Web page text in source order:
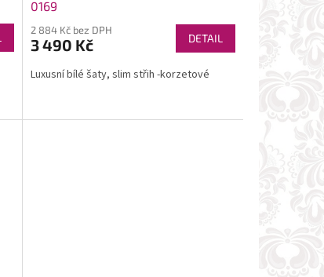
0169
2 884 Kč bez DPH
3 490 Kč DETAIL
Luxusní bílé šaty, slim střih -korzetové